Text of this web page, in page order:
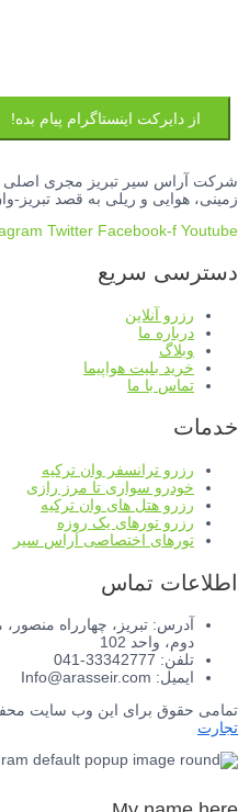
از دایرکت اینستاگرام پیام بده!
شرکت آراس سیر تبریز مجری اصلی
زمینی، هوایی و ریلی به قصد
Twitter Facebook-f Youtube
دسترسی سریع
رزرو آنلاین
درباره ما
وبلاگ
خرید بلیت هواپیما
تماس با ما
خدمات
رزرو ترانسفر وان ترکیه
خودرو سواری تا مرز رازی
رزرو هتل های وان ترکیه
رزرو تورهای یک روزه
تورهای اختصاصی آراس سیر
اطلاعات تماس
آدرس: تبریز، چهارراه
دوم، واحد 102
تلفن: 33342777-041
ایمیل: Info@arasseir.com
تمامی حقوق برای این وب سایت
تجارت